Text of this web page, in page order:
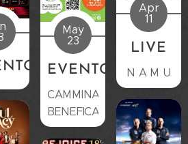
May
23
EVENTO
CAMMINATA
BENEFICA
Apr
11
LIVE
N A M U